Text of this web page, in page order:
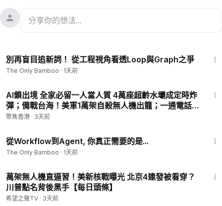
霸主地位嗎？這波逆天漲勢，是脫胎換骨的徹底翻盤，還是曇花
一現？這三筆訂單，到底會如何重塑英特爾的未來？
00:00 老巨頭竟然成了 AI 時代的新寵？
00:00第一張王牌：谷歌的「長期 CPU 飯票」
友？
00:00第三張王牌：馬斯克的「Terafab」大單——代工業務的
標杆客戶
00:00 總結：英特爾正在翻身，但還沒翻完
▶️ 掌握最新財經資訊 🌟
📌 Google Play:https://tradingkey.onelink.me/KHZX/android
--------------------
別再盲目追新詞！ 從工程視角看透Loop與Graph之爭
The Only Bamboo · 1天前
AI鎖出境 全家必留一人當人質 4萬座超齡水壩成定時炸
彈；備戰台海！美軍1萬架自殺無人機出籠；一通電話震
驚海外華人 愛馬仕老總緊盯菜市場【今日新聞】
聚焦香港 · 3天前
從Workflow到Agent, 你真正需要的是...
The Only Bamboo · 1天前
萬架無人機直逼習！美新核戰曝光 北京4連發被看穿？
川普點名背後黑手【每日頭條】
希望之聲TV · 3天前